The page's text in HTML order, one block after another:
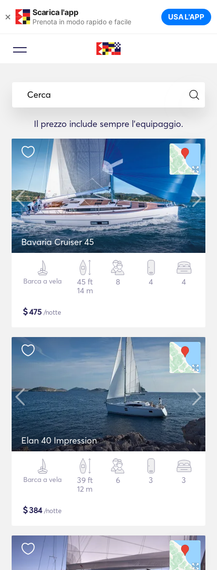
× Scarica l'app
Prenota in modo rapido e facile USA L'APP
Cerca
Il prezzo include sempre l'equipaggio.
Bavaria Cruiser 45
Barca a vela
45 ft
14 m
8 4 4
$475 /notte
Elan 40 Impression
Barca a vela
39 ft
12 m
6 3 3
$384/notte